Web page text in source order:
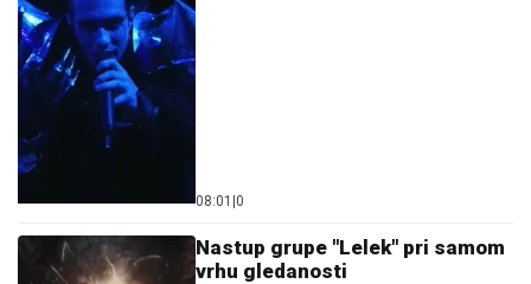
08:01 0
Nastup grupe "Lelek" pri samom
vrhu gledanosti